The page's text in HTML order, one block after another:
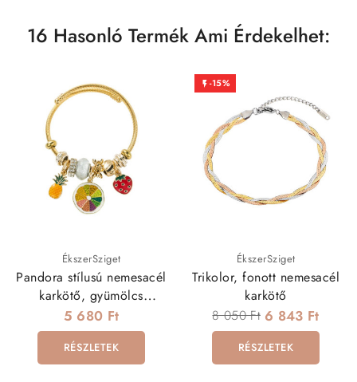
16 Hasonló Termék Ami Érdekelhet:
ÉkszerSziget
Pandora stílusú nemesacél
karkötő, gyümölcs
charmokkal
5 680 Ft
RÉSZLETEK
 -15%
ÉkszerSziget
Trikolor, fonott nemesacél
karkötő
8 050 Ft 6 843 Ft
RÉSZLETEK